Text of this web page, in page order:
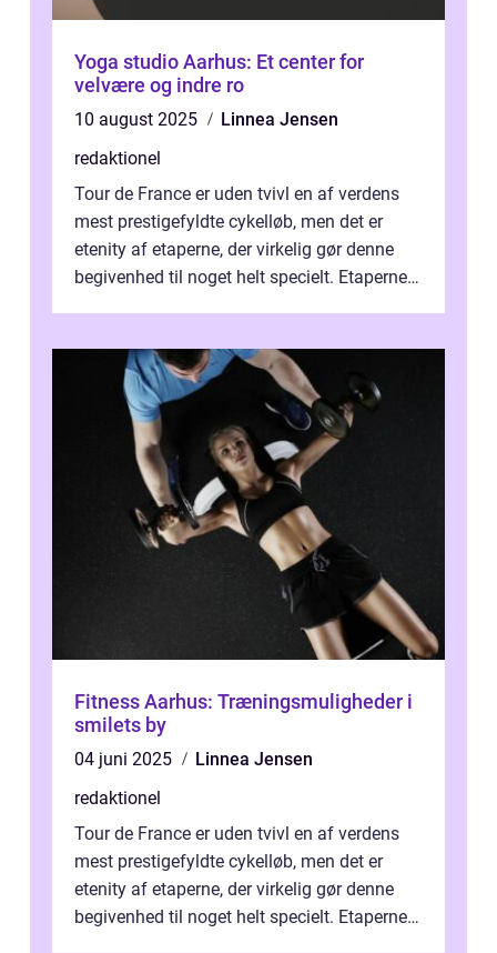
Yoga studio Aarhus: Et center for
velvære og indre ro
10 august 2025
Linnea Jensen
redaktionel
Tour de France er uden tvivl en af verdens
mest prestigefyldte cykelløb, men det er
etenity af etaperne, der virkelig gør denne
begivenhed til noget helt specielt. Etaperne i
Fitness Aarhus: Træningsmuligheder i
smilets by
04 juni 2025
Linnea Jensen
redaktionel
Tour de France er uden tvivl en af verdens
mest prestigefyldte cykelløb, men det er
etenity af etaperne, der virkelig gør denne
begivenhed til noget helt specielt. Etaperne i